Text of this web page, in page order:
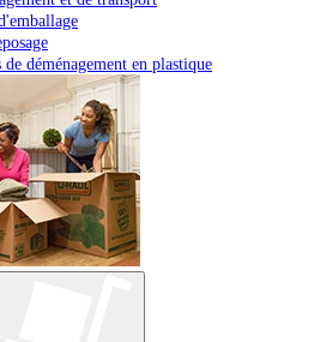
déménagement en plastique